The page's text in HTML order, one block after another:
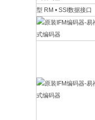
型 RM • SSI数据接口